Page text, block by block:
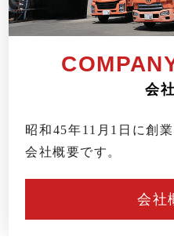
会
昭和45年11月1日に創
会社概要です。
会社